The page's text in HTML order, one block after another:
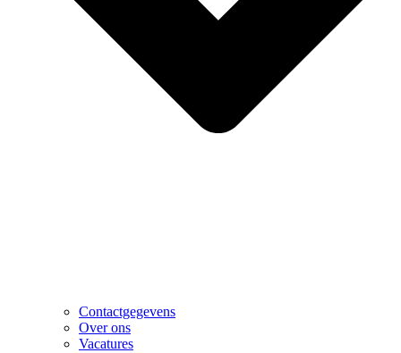
Contactgegevens
Over ons
Vacatures